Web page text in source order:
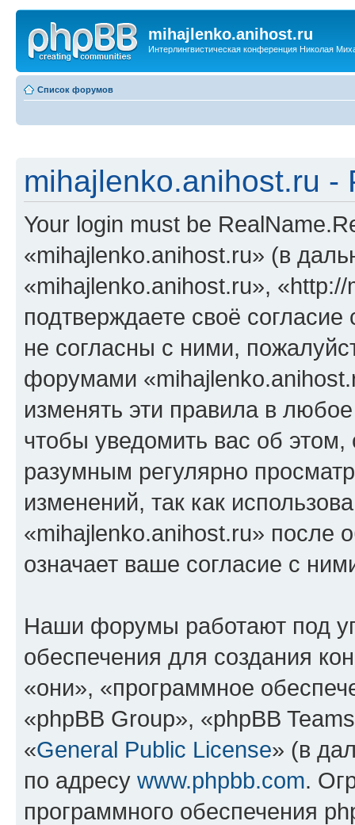
mihajlenko.anihost.ru
Интерлингвистическая конференция Николая
Список форумов
mihajlenko.anihost.ru -
Your login must be
«mihajlenko.anihost.ru» (в
«mihajlenko.anihost.ru»,
подтверждаете своё
не согласны с ними,
форумами
изменять эти правила в
чтобы уведомить вас об
разумным регулярно
изменений, так как
«mihajlenko.anihost.ru» после
означает ваше согласие с
Наши форумы работают под
обеспечения для создания
«они», «программное
«phpBB Group», «phpBB
«General Public License» (в
по адресу www.phpbb.com.
программного обеспечения